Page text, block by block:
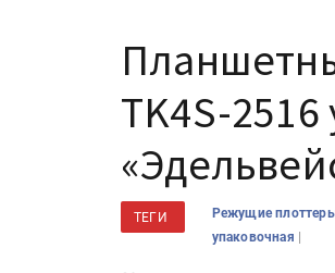
TK4S-
ТЕГИ Режущие
упаковочная |